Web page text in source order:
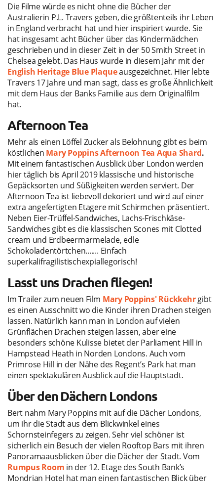
Die Filme würde es nicht ohne die Bücher der
Australierin P.L. Travers geben, die größtenteils ihr Leben
in England verbracht hat und hier inspiriert wurde. Sie
hat insgesamt acht Bücher über das Kindermädchen
geschrieben und in dieser Zeit in der 50 Smith Street in
Chelsea gelebt. Das Haus wurde in diesem Jahr mit der
English Heritage Blue Plaqueausgezeichnet. Hier lebte
Travers 17 Jahre und man sagt, dass es große Ähnlichkeit
mit dem Haus der Banks Familie aus dem Originalfilm
hat.
Afternoon Tea
Mehr als einen Löffel Zucker als Belohnung gibt es beim
köstlichen Mary Poppins Afternoon Tea Aqua Shard.
Mit einem fantastischen Ausblick über London werden
hier täglich bis April 2019 klassische und historische
Gepäcksorten und Süßigkeiten werden serviert. Der
Afternoon Tea ist liebevoll dekoriert und wird auf einer
extra angefertigten Etagere mit Schirmchen präsentiert.
Neben Eier-Trüffel-Sandwiches, Lachs-Frischkäse-
Sandwiches gibt es die klassischen Scones mit Clotted
cream und Erdbeermarmelade, edle
Schokoladentörtchen....... Einfach
superkalifragilistischexpiallegorisch!
Lasst uns Drachen fliegen!
Im Trailer zum neuen Film Mary Poppins' Rückkehrgibt
es einen Ausschnitt wo die Kinder ihren Drachen steigen
lassen. Natürlich kann man in London auf vielen
Grünflächen Drachen steigen lassen, aber eine
besonders schöne Kulisse bietet der Parliament Hill in
Hampstead Heath in Norden Londons. Auch vom
Primrose Hill in der Nähe des Regent’s Park hat man
einen spektakulären Ausblick auf die Hauptstadt.
Über den Dächern Londons
Bert nahm Mary Poppins mit auf die Dächer Londons,
um ihr die Stadt aus dem Blickwinkel eines
Schornsteinfegers zu zeigen. Sehr viel schöner ist
sicherlich ein Besuch der vielen Rooftop Bars mit ihren
Panoramaausblicken über die Dächer der Stadt. Vom
Rumpus Room in der 12. Etage des South Bank’s
Mondrian Hotel hat man einen fantastischen Blick über